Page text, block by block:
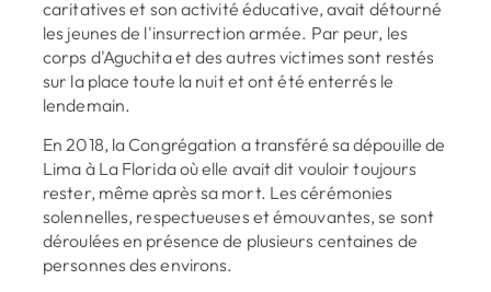
caritatives et son activité éducative, avait détourné
les jeunes de l'insurrection armée. Par peur, les
corps d'Aguchita et des autres victimes sont restés
sur la place toute la nuit et ont été enterrés le
lendemain.
En 2018, la Congrégation a transféré sa dépouille de
Lima à La Florida où elle avait dit vouloir toujours
rester, même après sa mort. Les cérémonies
solennelles, respectueuses et émouvantes, se sont
déroulées en présence de plusieurs centaines de
personnes des environs.